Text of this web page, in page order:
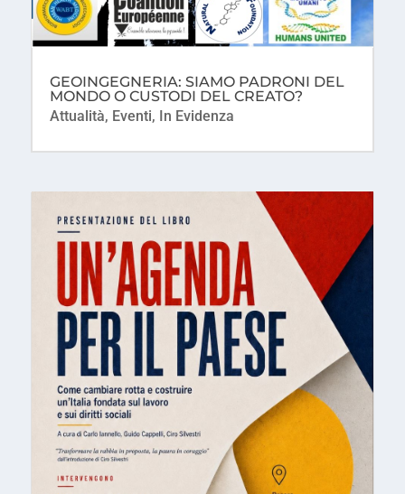
GEOINGEGNERIA: SIAMO PADRONI DEL
MONDO O CUSTODI DEL CREATO?
Attualità, Eventi, In Evidenza